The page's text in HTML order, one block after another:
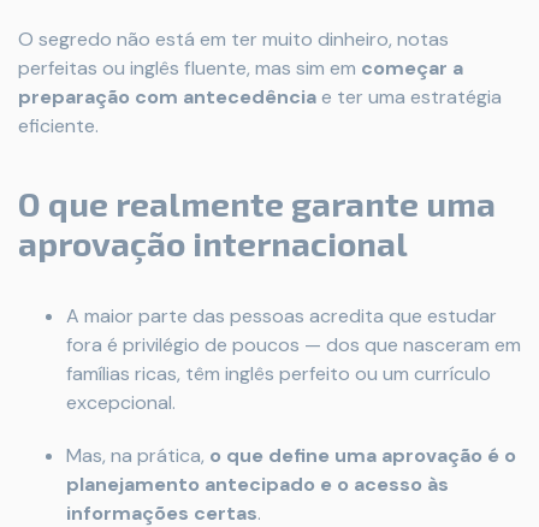
O segredo não está em ter muito dinheiro, notas
perfeitas ou inglês fluente, mas sim em começar a
preparação com antecedênciae ter uma estratégia
eficiente.
O que realmente garante uma
aprovação internacional
A maior parte das pessoas acredita que estudar
fora é privilégio de poucos — dos que nasceram em
famílias ricas, têm inglês perfeito ou um currículo
excepcional.
Mas, na prática, o que define uma aprovação é o
planejamento antecipado e o acesso às
informações certas.